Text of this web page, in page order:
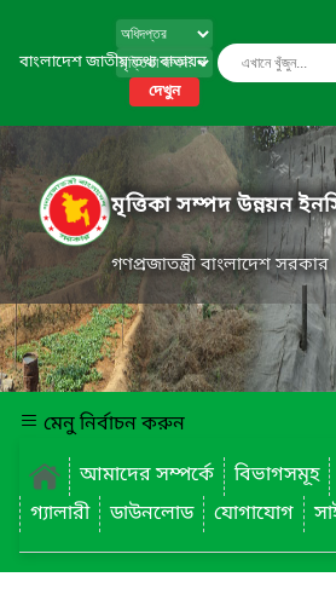
বাংলাদেশ জাতীয় তথ্য বাতায়ন
দেখুন
মৃত্তিকা সম্পদ উন্নয়ন
গণপ্রজাতন্ত্রী বাংলাদেশ সরকার
মেনু নির্বাচন করুন
আমাদের সম্পর্কে
বিভাগসমূহ
গ্যালারী
ডাউনলোড যোগাযোগ